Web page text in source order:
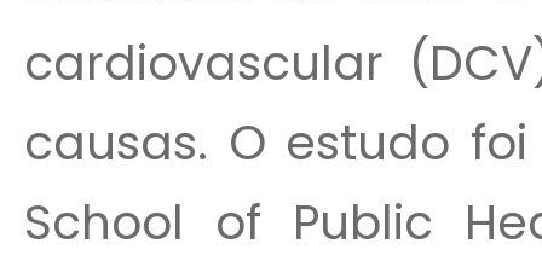
cardiovascular
causas. O estudo
School of Public